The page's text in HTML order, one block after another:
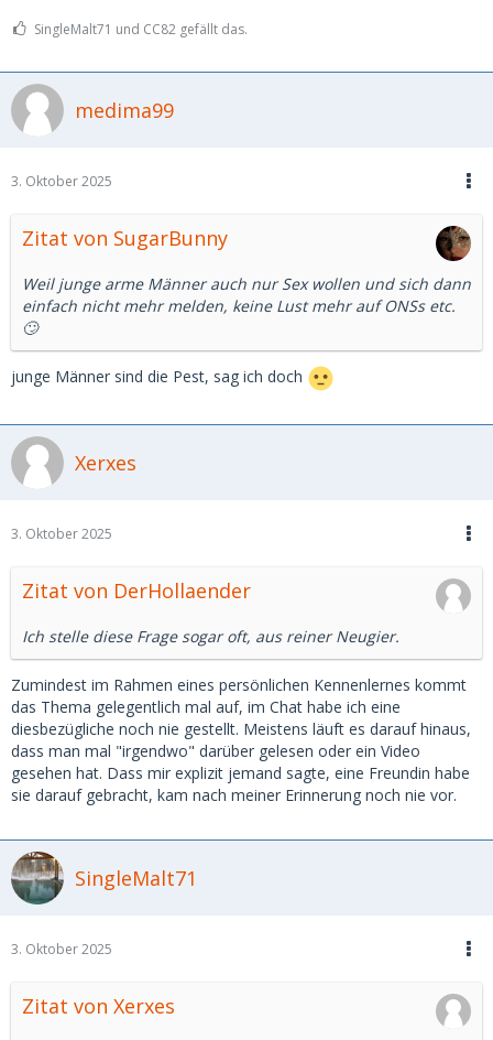
SingleMalt71 und CC82 gefällt das.
medima99
3. Oktober 2025
Zitat von SugarBunny
Weil junge arme Männer auch nur Sex wollen und sich dann
einfach nicht mehr melden, keine Lust mehr auf ONSs etc.
🙄
junge Männer sind die Pest, sag ich doch
Xerxes
3. Oktober 2025
Zitat von DerHollaender
Ich stelle diese Frage sogar oft, aus reiner Neugier.
Zumindest im Rahmen eines persönlichen Kennenlernes kommt
das Thema gelegentlich mal auf, im Chat habe ich eine
diesbezügliche noch nie gestellt. Meistens läuft es darauf hinaus,
dass man mal "irgendwo" darüber gelesen oder ein Video
gesehen hat. Dass mir explizit jemand sagte, eine Freundin habe
sie darauf gebracht, kam nach meiner Erinnerung noch nie vor.
SingleMalt71
3. Oktober 2025
Zitat von Xerxes